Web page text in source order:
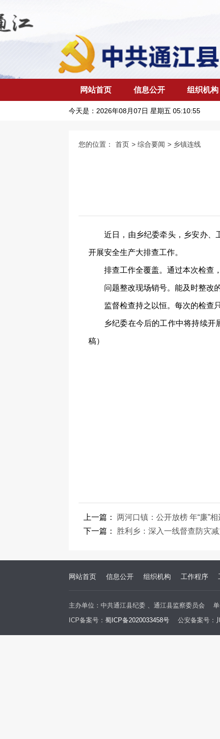
网站首页 信息公开 组织机构
今天是： 2026年08月07日 星期五 05:10:56
您的位置： 首页 > 综合要闻 > 乡镇连线
近日，由乡纪委牵头，乡安办、
开展安全生产大排查工作。
排查工作全覆盖。通过本次检查
问题整改现场销号。能及时整改
监督检查持之以恒。每次的检查
乡纪委在今后的工作中将持续
稿）
上一篇： 两河口镇：公开放榜 年“廉”相
下一篇：
胜利乡：深入一线督查防灾
网站首页 信息公开 组织机构 工作程序
主办单位：中共通江县纪委 、通江县监察委员会
ICP备案号： 蜀ICP备2020033458号 公安备案号：